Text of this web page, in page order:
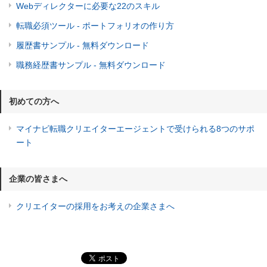
Webディレクターに必要な22のスキル
転職必須ツール - ポートフォリオの作り方
履歴書サンプル - 無料ダウンロード
職務経歴書サンプル - 無料ダウンロード
初めての方へ
マイナビ転職クリエイターエージェントで受けられる8つのサポ
ート
企業の皆さまへ
クリエイターの採用をお考えの企業さまへ